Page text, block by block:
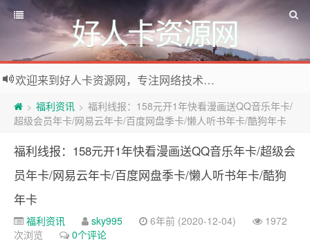
好人卡资源网
欢迎来到好人卡资源网，专注网络技术资源收集，我们不仅是网络资源的搬运工，也生产原创资源。寻找资源请留言或关注公众号:烈日下的男人
> 福利资讯 > 福利线报：158元开1年快看漫画送QQ音乐年卡/
超级会员年卡/网易云年卡/百度网盘季卡/懒人听书年卡/酷狗年卡
福利线报：158元开1年快看漫画送QQ音乐年卡/超级会
员年卡/网易云年卡/百度网盘季卡/懒人听书年卡/酷狗
年卡
福利资讯 sky995 6年前 (2020-12-04)
1972
次浏览
0个评论